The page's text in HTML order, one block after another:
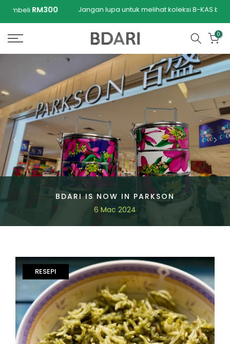
Langkau
ke
kandungan
Jangan lupa untuk melihat koleksi B-KAS baharu kami
0
BDARI IS NOW IN PARKSON
6 Mac 2024
RESEPI